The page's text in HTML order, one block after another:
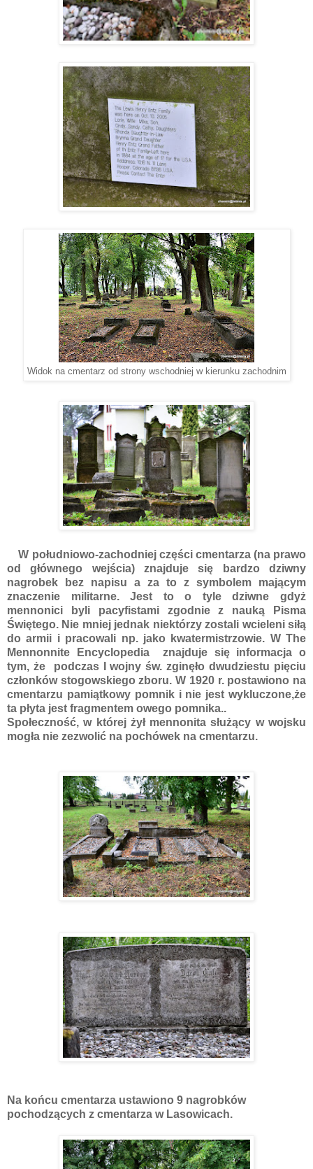
Widok na cmentarz od strony wschodniej w kierunku zachodnim
W południowo-zachodniej części cmentarza (na prawo
od głównego wejścia) znajduje się bardzo dziwny
nagrobek bez napisu a za to z symbolem mającym
znaczenie militarne. Jest to o tyle dziwne gdyż
mennonici byli pacyfistami zgodnie z nauką Pisma
Świętego. Nie mniej jednak niektórzy zostali wcieleni siłą
do armii i pracowali np. jako kwatermistrzowie. W The
Mennonnite Encyclopedia znajduje się informacja o
tym, że podczas I wojny św. zginęło dwudziestu pięciu
członków stogowskiego zboru. W 1920 r. postawiono na
cmentarzu pamiątkowy pomnik i nie jest wykluczone,że
ta płyta jest fragmentem owego pomnika..
Społeczność, w której żył mennonita służący w wojsku
mogła nie zezwolić na pochówek na cmentarzu.
Na końcu cmentarza ustawiono 9 nagrobków
pochodzących z cmentarza w Lasowicach.